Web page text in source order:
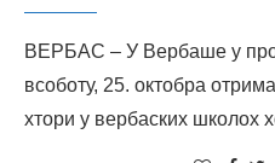
ВЕРБАС – У Вербаше у
всоботу, 25. октобра
хтори у вербаских школох